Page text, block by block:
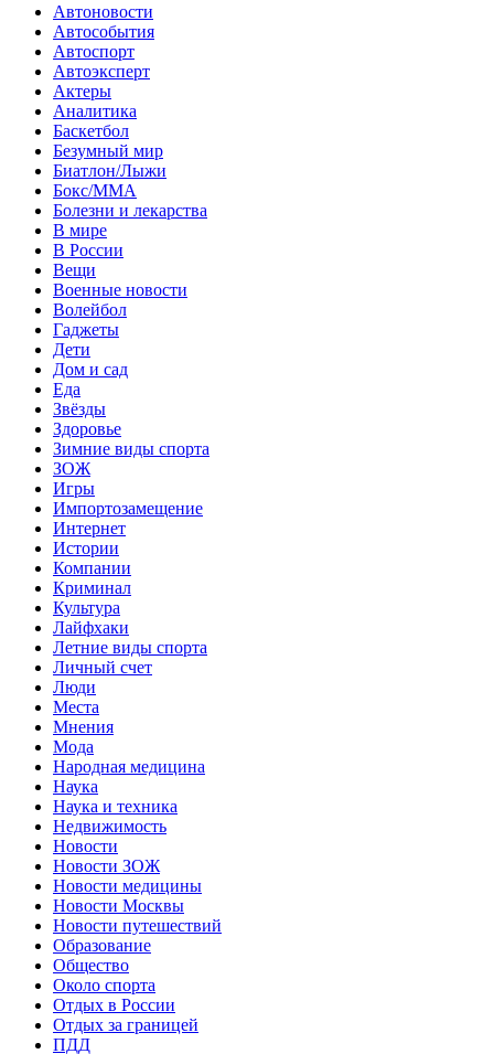
Автоновости
Автособытия
Автоспорт
Автоэксперт
Актеры
Аналитика
Баскетбол
Безумный мир
Биатлон/Лыжи
Бокс/MMA
Болезни и лекарства
В мире
В России
Вещи
Военные новости
Волейбол
Гаджеты
Дети
Дом и сад
Еда
Звёзды
Здоровье
Зимние виды спорта
ЗОЖ
Игры
Импортозамещение
Интернет
Истории
Компании
Криминал
Культура
Лайфхаки
Летние виды спорта
Личный счет
Люди
Места
Мнения
Мода
Народная медицина
Наука
Наука и техника
Недвижимость
Новости
Новости ЗОЖ
Новости медицины
Новости Москвы
Новости путешествий
Образование
Общество
Около спорта
Отдых в России
Отдых за границей
ПДД